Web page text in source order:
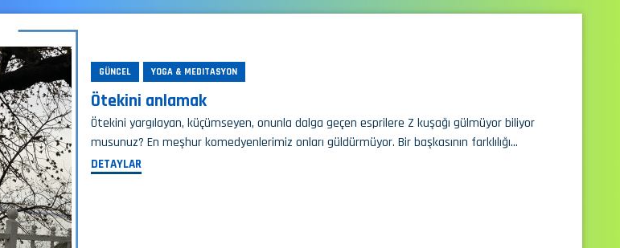
GÜNCEL YOGA & MEDITASYON
Ötekini anlamak
Ötekini yargılayan, küçümseyen, onunla dalga geçen esprilere Z kuşağı gülmüyor biliyor
musunuz? En meşhur komedyenlerimiz onları güldürmüyor. Bir başkasının farklılığı…
DETAYLAR